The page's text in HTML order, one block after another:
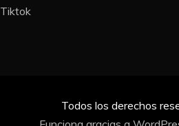
Tiktok
Todos los derechos